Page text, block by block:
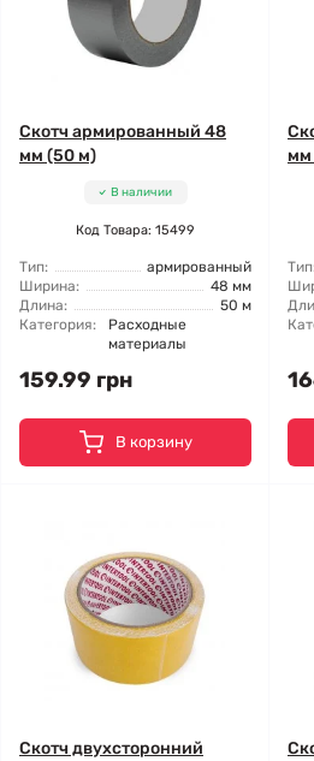
Скотч армированный 48
мм (50 м)
В наличии
Код Товара: 15499
Тип:
армированный
Ширина:
48 мм
Длина:
50 м
Категория:
Расходные
материалы
159.99 грн
В корзину
мм
Скотч двухсторонний